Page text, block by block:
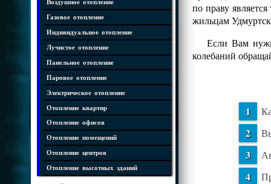
Воздушное отопление
Газовое отопление
Индивидуальное отопление
Лучистое отопление
Панельное отопление
Паровое отопление
Электрическое отопление
Отопление квартир
Отопление офисов
Отопление помещений
Отопление центров
Отопление высотных зданий
по праву
жильцам
Если Вам
колебаний